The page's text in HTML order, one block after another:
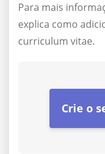
Para mais
explica como
curriculum vitae.
Crie o